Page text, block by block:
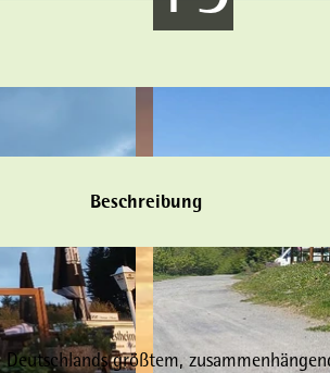
Beschreibung
größtem,